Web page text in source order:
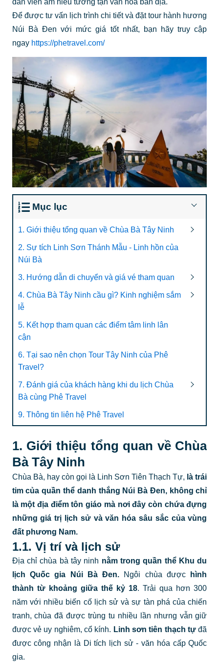
Để được tư vấn lịch trình chi tiết và đặt tour hành hương
Núi Bà Đen với mức giá tốt nhất, bạn hãy truy cập
ngay https://phetravel.com/
Mục lục
1. Giới thiệu tổng quan về Chùa Bà Tây Ninh
2. Sự tích Linh Sơn Thánh Mẫu - Linh hồn của
Núi Bà
3. Hướng dẫn di chuyển và giá vé tham quan
4. Chùa Bà Tây Ninh cầu gì? Kinh nghiệm sắm
lễ
5. Kết hợp tham quan các điểm tâm linh lân
cận
6. Tại sao nên chọn Tour Tây Ninh của Phê
Travel?
7. Đánh giá của khách hàng khi du lịch Chùa
Bà cùng Phê Travel
9. Thông tin liên hệ Phê Travel
1. Giới thiệu tổng quan về Chùa
Bà Tây Ninh
Chùa Bà, hay còn gọi là Linh Sơn Tiên Thạch Tự, là trái
tim của quần thể danh thắng Núi Bà Đen, không chỉ
là một địa điểm tôn giáo mà nơi đây còn chứa đựng
những giá trị lịch sử và văn hóa sâu sắc của vùng
đất phương Nam.
1.1. Vị trí và lịch sử
Địa chỉ chùa bà tây ninh nằm trong quần thể Khu du
lịch Quốc gia Núi Bà Đen. Ngôi chùa được
hình
thành từ khoảng giữa thế kỷ 18. Trải qua hơn 300
năm với nhiều biến cố lịch sử và sự tàn phá của chiến
tranh, chùa đã được trùng tu nhiều lần nhưng vẫn giữ
được vẻ uy nghiêm, cổ kính. Linh sơn tiên thạch tự đã
được công nhận là Di tích lịch sử - văn hóa cấp Quốc
gia.